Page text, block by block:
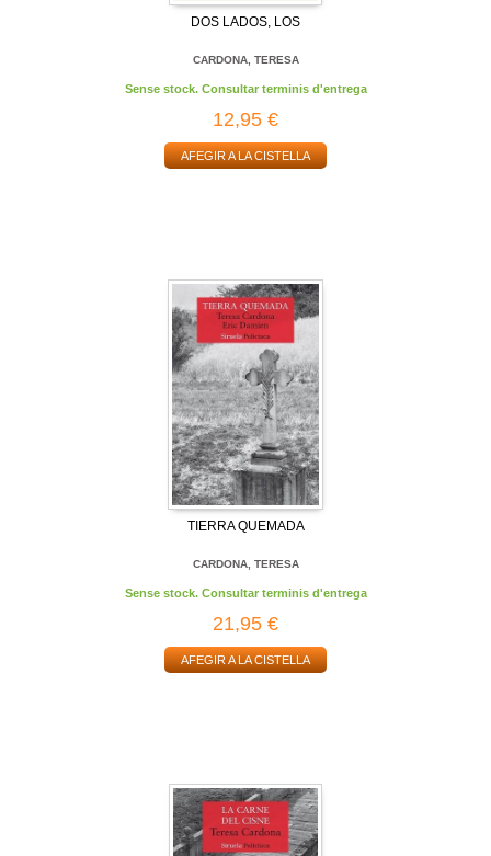
DOS LADOS, LOS
CARDONA, TERESA
Sense stock. Consultar terminis d'entrega
12,95 €
AFEGIR A LA CISTELLA
TIERRA QUEMADA
CARDONA, TERESA
Sense stock. Consultar terminis d'entrega
21,95 €
AFEGIR A LA CISTELLA